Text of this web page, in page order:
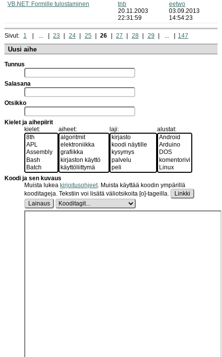
VB.NET: Formille tulostaminen
tnb
20.11.2003
22:31:59
eetwo
03.09.2013
14:54:23
Sivut: 1 ... 23 24 25 26 27 28 29 ... 147
Uusi aihe
Tunnus
Salasana
Otsikko
Kielet ja aihepiirit
kielet:
aiheet: laji: alustat:
Koodi ja sen kuvaus
Muista lukea kirjoitusohjeet. Muista käyttää koodin ympärillä
kooditageja. Tekstiin voi lisätä väliotsikoita [o]-tageilla.
Linkki
Lainaus